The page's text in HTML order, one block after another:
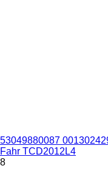
53049880087
Fahr TCD2012L4
8